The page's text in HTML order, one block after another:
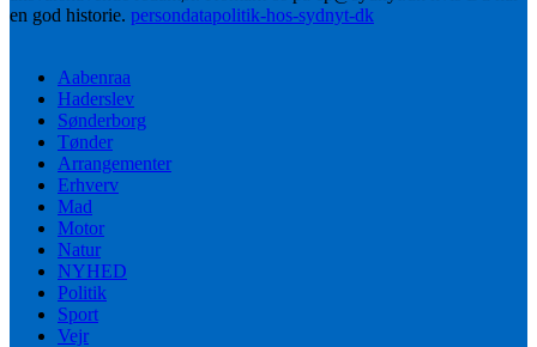
en god historie. persondatapolitik-hos-sydnyt-dk
Aabenraa
Haderslev
Sønderborg
Tønder
Arrangementer
Erhverv
Mad
Motor
Natur
NYHED
Politik
Sport
Vejr